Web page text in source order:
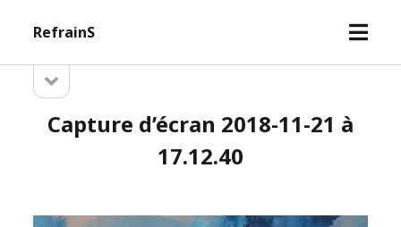
RefrainS
open
Sidebarsidebar
Capture d’écran 2018-11-21 à
17.12.40